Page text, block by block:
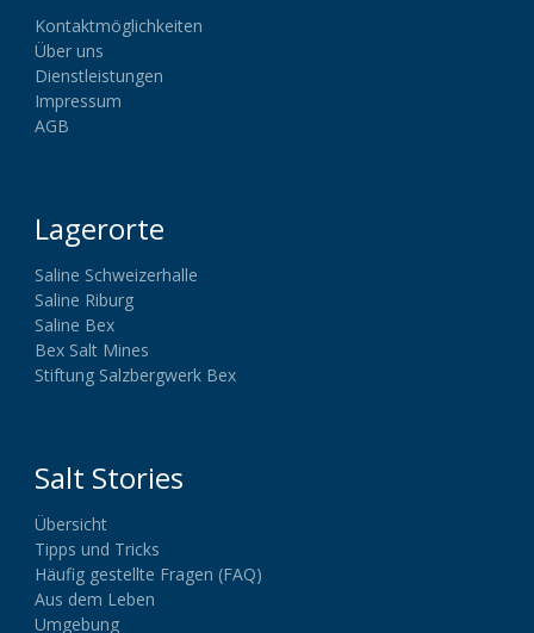
Kontaktmöglichkeiten
Über uns
Dienstleistungen
Impressum
AGB
Lagerorte
Saline Schweizerhalle
Saline Riburg
Saline Bex
Bex Salt Mines
Stiftung Salzbergwerk Bex
Salt Stories
Übersicht
Tipps und Tricks
Häufig gestellte Fragen (FAQ)
Aus dem Leben
Umgebung